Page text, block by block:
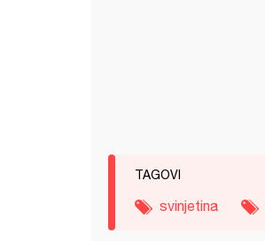
TAGOVI
svinjetina